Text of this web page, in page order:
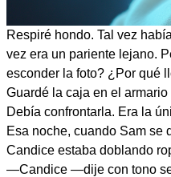
Respiré hondo. Tal vez
vez era un pariente lejano.
esconder la foto? ¿Por qué
Guardé la caja en el
Debía confrontarla. Era la
Esa noche, cuando Sam se
Candice estaba doblando
—Candice —dije con tono